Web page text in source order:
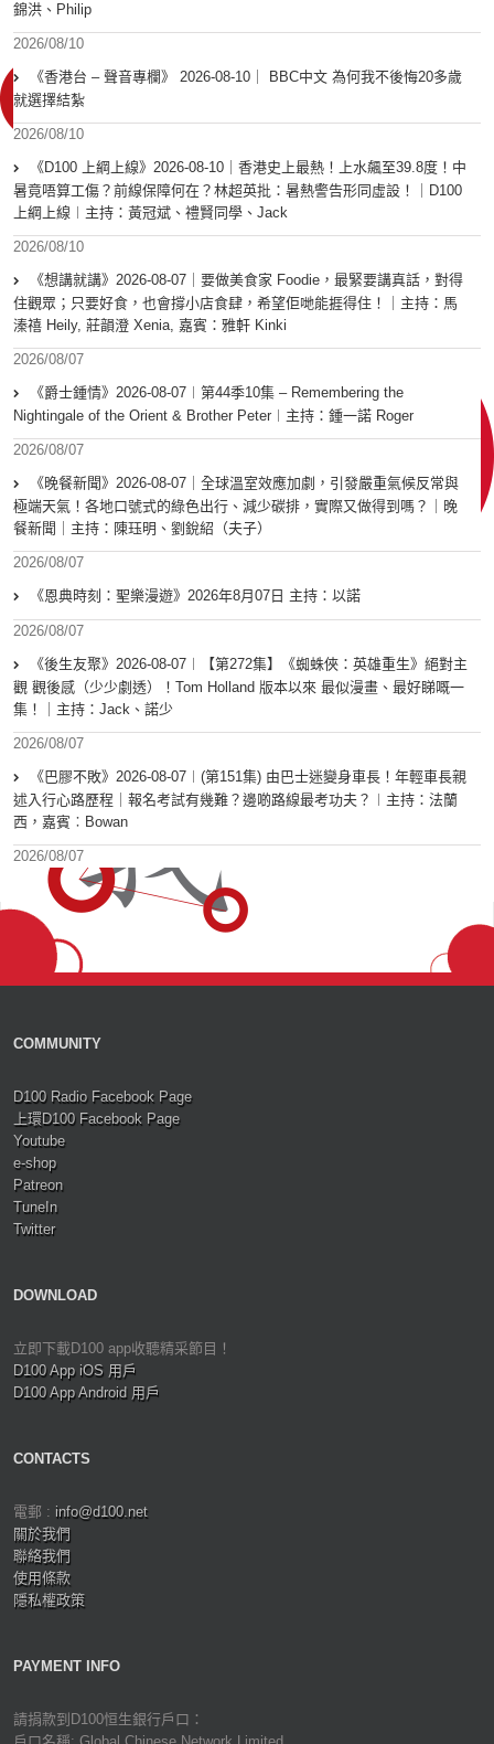
錦洪、Philip
2026/08/10
《香港台 – 聲音專欄》 2026-08-10｜ BBC中文 為何我不後悔20多歲
就選擇結紮
2026/08/10
《D100 上綱上線》2026-08-10｜香港史上最熱！上水飆至39.8度！中
暑竟唔算工傷？前線保障何在？林超英批：暑熱警告形同虛設！｜D100
上綱上線︱主持：黃冠斌、禮賢同學、Jack
2026/08/10
《想講就講》2026-08-07｜要做美食家 Foodie，最緊要講真話，對得
住觀眾；只要好食，也會撐小店食肆，希望佢哋能捱得住！｜主持：馬
溱禧 Heily, 莊韻澄 Xenia, 嘉賓：雅軒 Kinki
2026/08/07
《爵士鍾情》2026-08-07︱第44季10集 – Remembering the
Nightingale of the Orient & Brother Peter︱主持：鍾一諾 Roger
2026/08/07
《晚餐新聞》2026-08-07｜全球溫室效應加劇，引發嚴重氣候反常與
極端天氣！各地口號式的綠色出行、減少碳排，實際又做得到嗎？｜晚
餐新聞｜主持：陳珏明、劉銳紹（夫子）
2026/08/07
《恩典時刻：聖樂漫遊》2026年8月07日 主持：以諾
2026/08/07
《後生友聚》2026-08-07︱【第272集】《蜘蛛俠：英雄重生》絕對主
觀 觀後感（少少劇透）！Tom Holland 版本以來 最似漫畫、最好睇嘅一
集！｜主持：Jack、諾少
2026/08/07
《巴膠不敗》2026-08-07︱(第151集) 由巴士迷變身車長！年輕車長親
述入行心路歷程｜報名考試有幾難？邊啲路線最考功夫？︱主持：法蘭
西，嘉賓︰Bowan
2026/08/07
COMMUNITY
D100 Radio Facebook Page
上環D100 Facebook Page
Youtube
e-shop
Patreon
TuneIn
Twitter
DOWNLOAD
立即下載D100 app收聽精采節目！
D100 App iOS 用戶
D100 App Android 用戶
CONTACTS
電郵 : info@d100.net
關於我們
聯絡我們
使用條款
隱私權政策
PAYMENT INFO
請捐款到D100恒生銀行戶口：